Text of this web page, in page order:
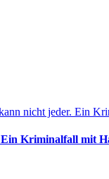
Kriminalfall mit